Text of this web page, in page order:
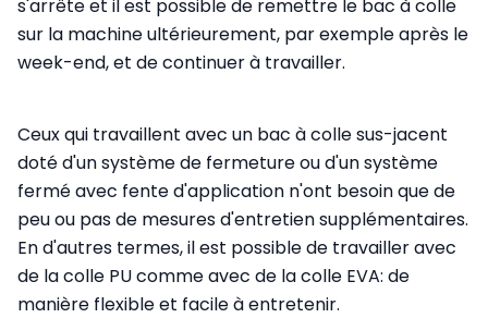
s'arrête et il est possible de remettre le bac à colle
sur la machine ultérieurement, par exemple après le
week-end, et de continuer à travailler.
Ceux qui travaillent avec un bac à colle sus-jacent
doté d'un système de fermeture ou d'un système
fermé avec fente d'application n'ont besoin que de
peu ou pas de mesures d'entretien supplémentaires.
En d'autres termes, il est possible de travailler avec
de la colle PU comme avec de la colle EVA: de
manière flexible et facile à entretenir.